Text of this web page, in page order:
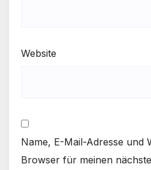
Website
Name, E-Mail-Adresse und
Browser für meinen